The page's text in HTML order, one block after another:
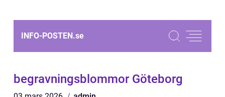
INFO-POSTEN.se
begravningsblommor Göteborg